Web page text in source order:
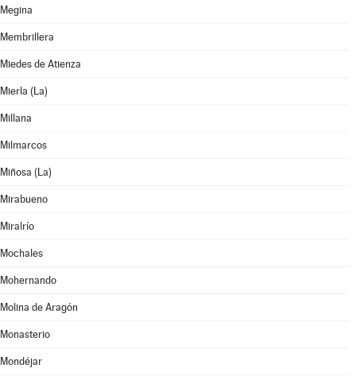
Megina
Membrillera
Miedes de Atienza
Mierla (La)
Millana
Milmarcos
Miñosa (La)
Mirabueno
Miralrío
Mochales
Mohernando
Molina de Aragón
Monasterio
Mondéjar